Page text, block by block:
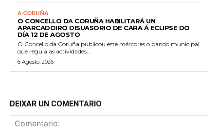
A CORUÑA
O CONCELLO DA CORUÑA HABILITARÁ UN
APARCADOIRO DISUASORIO DE CARA Á ECLIPSE DO
DÍA 12 DE AGOSTO
O Concello da Coruña publicou este mércores o bando municipal
que regula as actividades...
6 Agosto, 2026
DEIXAR UN COMENTARIO